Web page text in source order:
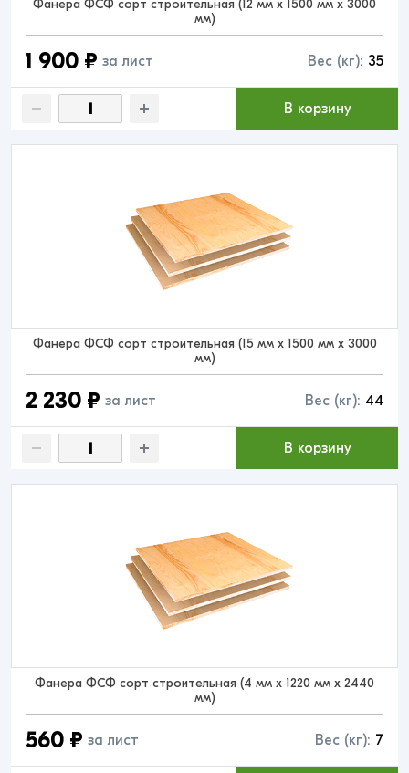
Фанера ФСФ сорт строительная (12 мм x 1500 мм x 3000
мм)
1 900 ₽ за лист Вес (кг): 35
В корзину
Фанера ФСФ сорт строительная (15 мм x 1500 мм x 3000
мм)
2 230 ₽ за лист Вес (кг): 44
В корзину
Фанера ФСФ сорт строительная (4 мм x 1220 мм x 2440
мм)
560 ₽ за лист Вес (кг): 7